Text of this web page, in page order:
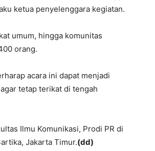
ketua penyelenggara kegiatan.
umum, hingga komunitas
orang.
acara ini dapat menjadi
tetap terikat di tengah
Ilmu Komunikasi, Prodi PR di
Jakarta Timur.(dd)